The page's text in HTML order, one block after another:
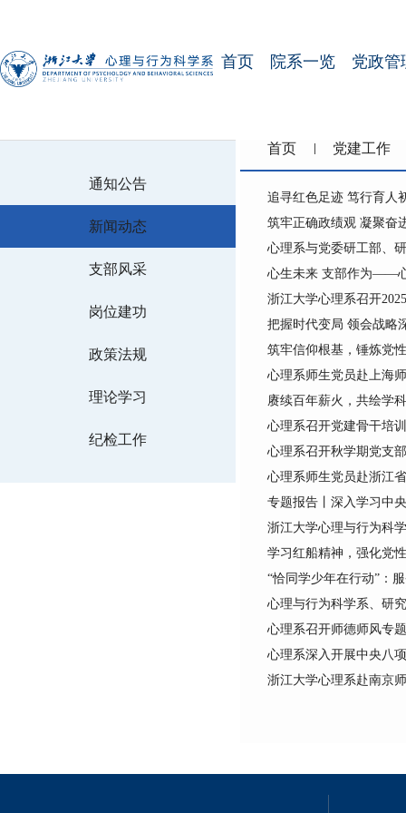
首页 院系一览 党政管
通知公告
新闻动态
支部风采
岗位建功
政策法规
理论学习
纪检工作
首页 党建工作
追寻红色足迹 笃行育
筑牢正确政绩观 凝聚
心理系与党委研工部、
心生未来 支部作为——
浙江大学心理系召开
把握时代变局 领会战略
筑牢信仰根基，锤炼党
心理系师生党员赴上海
赓续百年薪火，共绘学
心理系召开党建骨干培
心理系召开秋学期党支
心理系师生党员赴浙江
专题报告丨深入学习中
浙江大学心理与行为科
学习红船精神，强化党
“恰同学少年在行动”：
心理与行为科学系、研
心理系召开师德师风专
心理系深入开展中央八
浙江大学心理系赴南京